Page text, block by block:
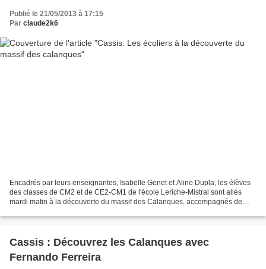
Publié le 21/05/2013 à 17:15
Par claude2k6
Encadrés par leurs enseignantes, Isabelle Genet et Aline Dupla, les élèves
des classes de CM2 et de CE2-CM1 de l'école Leriche-Mistral sont allés
mardi matin à la découverte du massif des Calanques, accompagnés de
Cassis : Découvrez les Calanques avec
Fernando Ferreira